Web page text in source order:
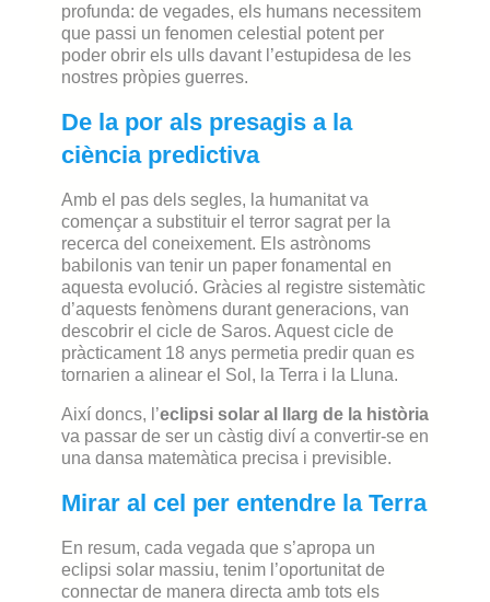
profunda: de vegades, els humans necessitem
que passi un fenomen celestial potent per
poder obrir els ulls davant l’estupidesa de les
nostres pròpies guerres.
De la por als presagis a la
ciència predictiva
Amb el pas dels segles, la humanitat va
començar a substituir el terror sagrat per la
recerca del coneixement. Els astrònoms
babilonis van tenir un paper fonamental en
aquesta evolució. Gràcies al registre sistemàtic
d’aquests fenòmens durant generacions, van
descobrir el cicle de Saros. Aquest cicle de
pràcticament 18 anys permetia predir quan es
tornarien a alinear el Sol, la Terra i la Lluna.
Així doncs, l’eclipsi solar al llarg de la història
va passar de ser un càstig diví a convertir-se en
una dansa matemàtica precisa i previsible.
Mirar al cel per entendre la Terra
En resum, cada vegada que s’apropa un
eclipsi solar massiu, tenim l’oportunitat de
connectar de manera directa amb tots els